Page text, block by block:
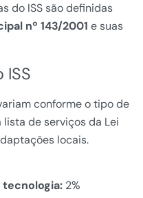
do ISS são definidas
nº 143/2001 e suas
conforme o tipo de
lista de serviços da Lei
locais.
2%